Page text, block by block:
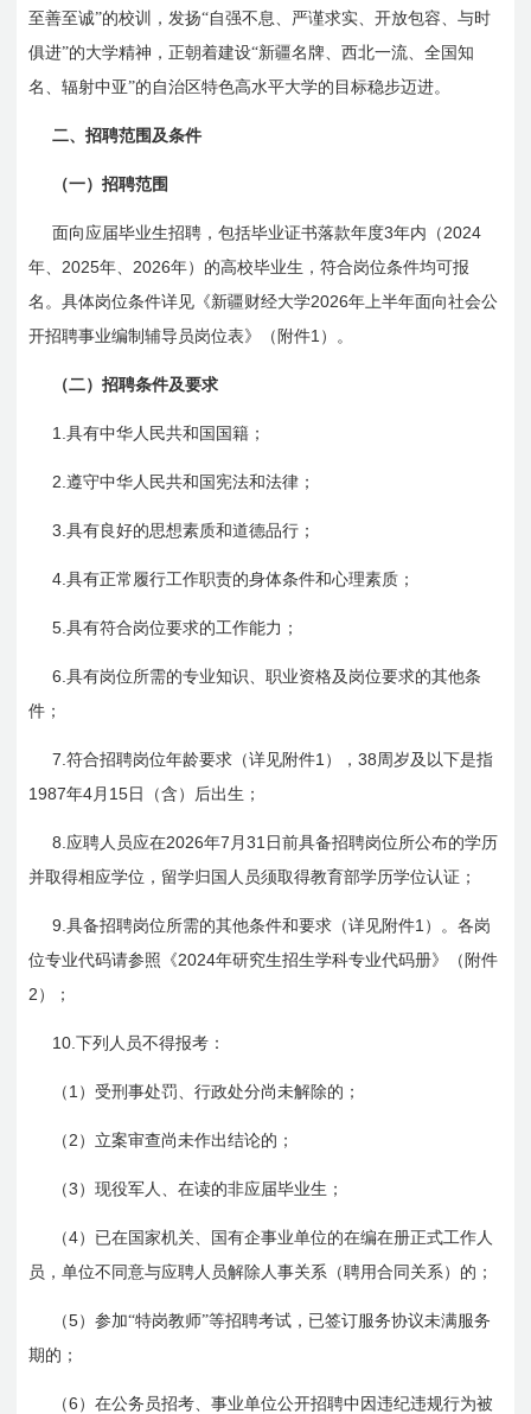
至善至诚”的校训，发扬“自强不息、严谨求实、开放包容、与时
俱进”的大学精神，正朝着建设“新疆名牌、西北一流、全国知
名、辐射中亚”的自治区特色高水平大学的目标稳步迈进。
二、招聘范围及条件
（一）招聘范围
面向应届毕业生招聘，包括毕业证书落款年度3年内（ 2024
年、 2025年、 2026年）的高校毕业生，符合岗位条件均可报
名。具体岗位条件详见《新疆财经大学2026年上半年面向社会公
开招聘事业编制辅导员岗位表》（附件1 ）。
（二）招聘条件及要求
1.具有中华人民共和国国籍；
2.遵守中华人民共和国宪法和法律；
3.具有良好的思想素质和道德品行；
4.具有正常履行工作职责的身体条件和心理素质；
5.具有符合岗位要求的工作能力；
6.具有岗位所需的专业知识、职业资格及岗位要求的其他条
件；
7.符合招聘岗位年龄要求（详见附件1 ），38 周岁及以下是指
1987年4 月 15日 （含）后出生；
8. 应聘人员应在2026年7 月31 日前具备招聘岗位所公布的学历
并取得相应学位，留学归国人员须取得教育部学历学位认证；
9.具备招聘岗位所需的其他条件和要求（详见附件1 ）。各岗
位专业代码请参照《2024年研究生招生学科专业代码册》（附件
2 ）；
10.下列人员不得报考：
（ 1 ）受刑事处罚、行政处分尚未解除的；
（ 2 ）立案审查尚未作出结论的；
（3 ）现役军人、在读的非应届毕业生；
（4）已在国家机关、国有企事业单位的在编在册正式工作人
员，单位不同意与应聘人员解除人事关系（聘用合同关系）的；
（5）参加“特岗教师”等招聘考试，已签订服务协议未满服务
期的；
（6 ）在公务员招考、事业单位公开招聘中因违纪违规行为被